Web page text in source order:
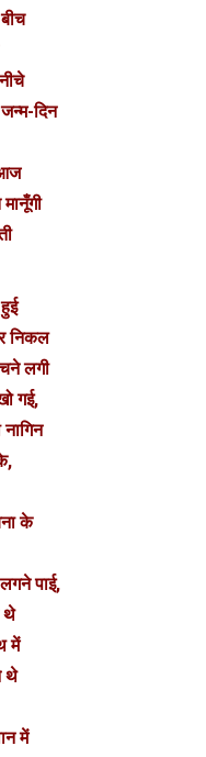
दिन
निकल
लगी
गई,
के
पाई,
थे
में
थे
में